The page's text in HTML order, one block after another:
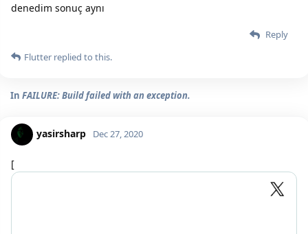
denedim sonuç aynı
Reply
Flutter replied to this.
In FAILURE: Build failed with an exception.
yasirsharp Dec 27, 2020
[